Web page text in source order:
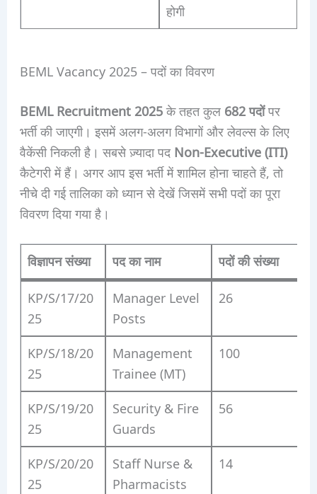
होगी
BEML Vacancy 2025 – पदों का विवरण
BEML Recruitment 2025के तहत कुल 682 पदोंपर
भर्ती की जाएगी। इसमें अलग-अलग विभागों और लेवल्स के लिए
वैकेंसी निकली है। सबसे ज़्यादा पदNon-Executive (ITI)
कैटेगरी में हैं। अगर आप इस भर्ती में शामिल होना चाहते हैं, तो
नीचे दी गई तालिका को ध्यान से देखें जिसमें सभी पदों का पूरा
विवरण दिया गया है।
विज्ञापन संख्या पद का नाम पदों की संख्या
KP/S/17/20
25
Manager Level
Posts
26
KP/S/18/20
25
Management
Trainee (MT)
100
KP/S/19/20
25
Security & Fire
Guards
56
KP/S/20/20
25
Staff Nurse &
Pharmacists
14